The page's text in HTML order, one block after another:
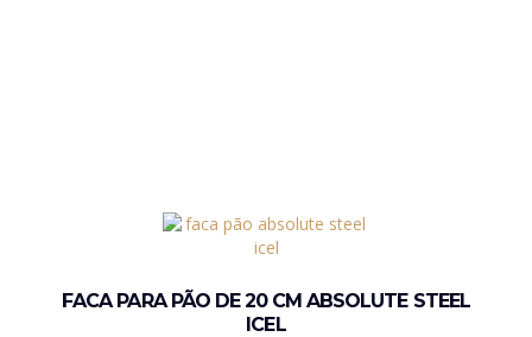
FACA PARA PÃO DE 20 CM ABSOLUTE STEEL
ICEL